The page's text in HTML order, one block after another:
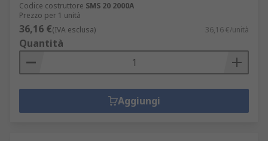
Codice costruttore SMS 20 2000A
Prezzo per 1 unità
36,16 €(IVA esclusa) 36,16 €/unità
Quantità
Aggiungi